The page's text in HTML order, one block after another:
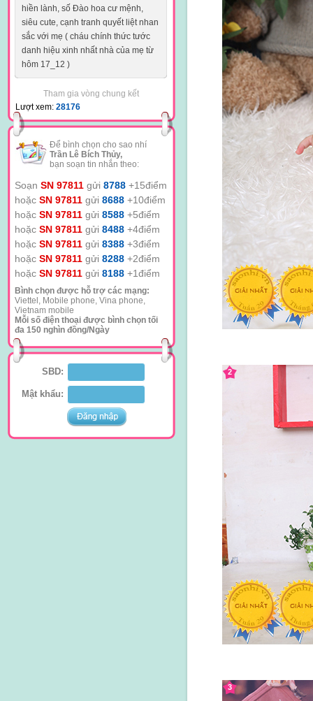
hiền lành, số Đào hoa cư mệnh,
siêu cute, cạnh tranh quyết liệt nhan
sắc với mẹ ( cháu chính thức tước
danh hiệu xinh nhất nhà của mẹ từ
hôm 17_12 )
Tham gia vòng chung kết
Lượt xem: 28176
Để bình chọn cho sao nhí
Trần Lê Bích Thủy,
bạn soạn tin nhắn theo:
Soạn SN 97811gửi 8788+15điểm
hoặc SN 97811gửi 8688+10điểm
hoặc SN 97811gửi 8588+5điểm
hoặc SN 97811gửi 8488+4điểm
hoặc SN 97811gửi 8388+3điểm
hoặc SN 97811gửi 8288+2điểm
hoặc SN 97811gửi 8188+1điểm
Bình chọn được hỗ trợ các mạng:
Viettel, Mobile phone, Vina phone,
Vietnam mobile
Mỗi số điện thoại được bình chọn tối
đa 150 nghìn đồng/Ngày
SBD:
Mật khẩu:
2
3